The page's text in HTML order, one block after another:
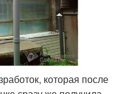
которая после